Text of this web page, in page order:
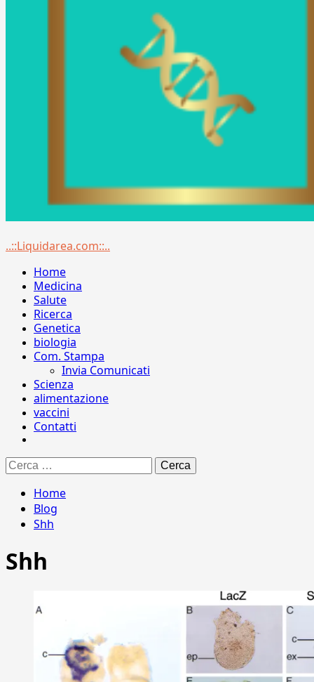
Menu
..::Liquidarea.com::..
Home
Medicina
Salute
Ricerca
Genetica
biologia
Com. Stampa
Invia Comunicati
Scienza
alimentazione
vaccini
Contatti
Ricerca
per:
Home
Blog
Shh
Shh